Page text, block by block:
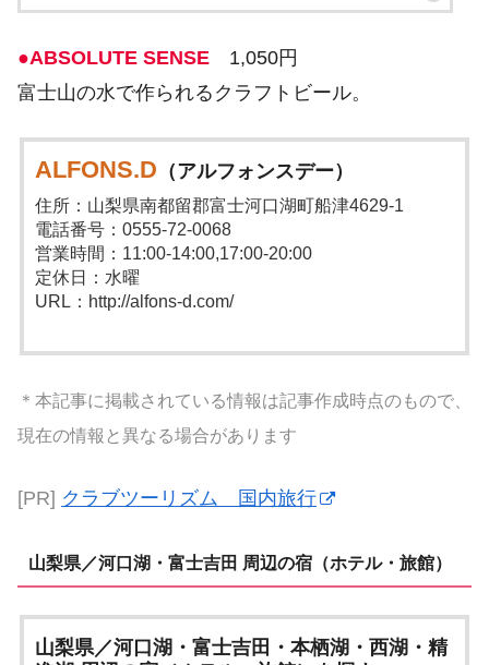
●ABSOLUTE SENSE 1,050円
富士山の水で作られるクラフトビール。
ALFONS.D （アルフォンスデー）
住所：山梨県南都留郡富士河口湖町船津4629-1
電話番号：0555-72-0068
営業時間：11:00-14:00,17:00-20:00
定休日：水曜
URL：http://alfons-d.com/
＊本記事に掲載されている情報は記事作成時点のもので、
現在の情報と異なる場合があります
[PR] クラブツーリズム 国内旅行
山梨県／河口湖・富士吉田 周辺の宿（ホテル・旅館）
山梨県／河口湖・富士吉田・本栖湖・西湖・精